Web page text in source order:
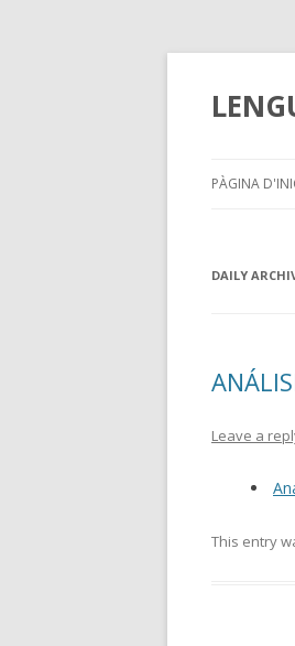
PÀGINA
DAILY
Leave a
This entry